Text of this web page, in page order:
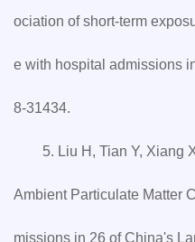
ociation of short-term
e with hospital admissions
8-31434.
5. Liu H, Tian Y, Xiang
Ambient Particulate Matter
missions in 26 of China's